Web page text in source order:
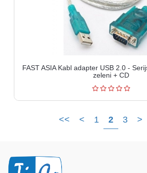
FAST ASIA Kabl adapter USB 2.0 -
zeleni + CD
<< < 1 2 3 >